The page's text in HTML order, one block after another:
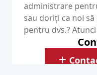
administrare
sau doriți ca noi
pentru dvs.?